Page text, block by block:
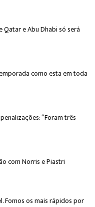
Qatar e Abu Dhabi só será
como esta em toda
“Foram três
com Norris e Piastri
Fomos os mais rápidos por